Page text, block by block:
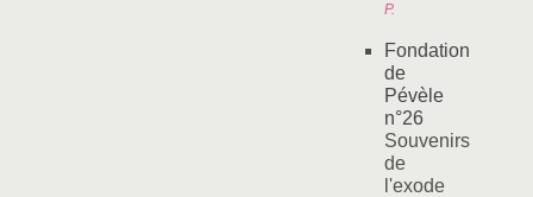
P.
Fondation
de
Pévèle
n°26
Souvenirs
de
l'exode